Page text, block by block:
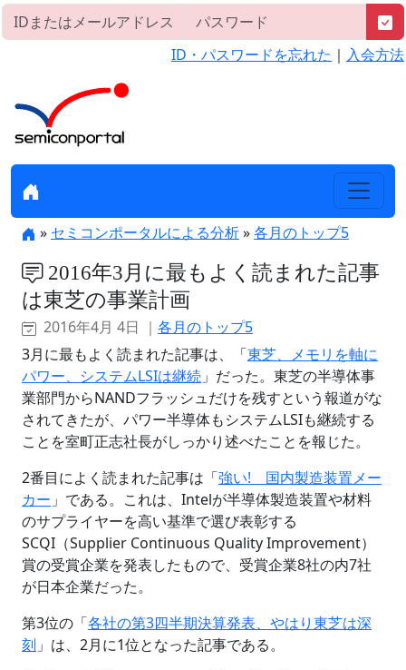
ID・パスワードを忘れた ｜ 入会方法
» セミコンポータルによる分析»各月のトップ5
2016年3月に最もよく読まれた記事
は東芝の事業計画
2016年4月 4日 ｜ 各月のトップ5
3月に最もよく読まれた記事は、「東芝、メモリを軸に
パワー、システムLSIは継続」だった。東芝の半導体事
業部門からNANDフラッシュだけを残すという報道がな
されてきたが、パワー半導体もシステムLSIも継続する
ことを室町正志社長がしっかり述べたことを報じた。
2番目によく読まれた記事は「強い! 国内製造装置メー
カー」である。これは、Intelが半導体製造装置や材料
のサプライヤーを高い基準で選び表彰する
SCQI（Supplier Continuous Quality Improvement）
賞の受賞企業を発表したもので、受賞企業8社の内7社
が日本企業だった。
第3位の「各社の第3四半期決算発表、やはり東芝は深
刻」は、2月に1位となった記事である。